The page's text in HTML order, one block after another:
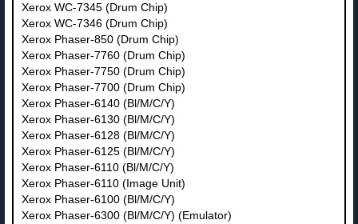
Xerox WC-7345 (Drum Chip)
Xerox WC-7346 (Drum Chip)
Xerox Phaser-850 (Drum Chip)
Xerox Phaser-7760 (Drum Chip)
Xerox Phaser-7750 (Drum Chip)
Xerox Phaser-7700 (Drum Chip)
Xerox Phaser-6140 (Bl/M/C/Y)
Xerox Phaser-6130 (Bl/M/C/Y)
Xerox Phaser-6128 (Bl/M/C/Y)
Xerox Phaser-6125 (Bl/M/C/Y)
Xerox Phaser-6110 (Bl/M/C/Y)
Xerox Phaser-6110 (Image Unit)
Xerox Phaser-6100 (Bl/M/C/Y)
Xerox Phaser-6300 (Bl/M/C/Y) (Emulator)